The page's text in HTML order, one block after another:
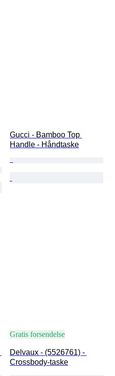
Gucci - Bamboo Top
Handle - Håndtaske
Gratis forsendelse
Delvaux - (5526761) -
Crossbody-taske